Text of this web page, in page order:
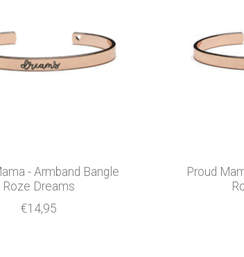
- Armband Bangle
Roze Dreams
€14,95
Proud